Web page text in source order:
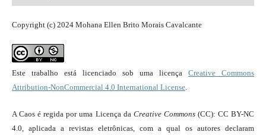
Copyright (c) 2024 Mohana Ellen Brito Morais Cavalcante
Este trabalho está licenciado sob uma licençaCreative Commons
Attribution-NonCommercial 4.0 International License.
A Caos é regida por uma Licença da Creative Commons(CC): CC BY-NC
4.0, aplicada a revistas eletrônicas, com a qual os autores declaram